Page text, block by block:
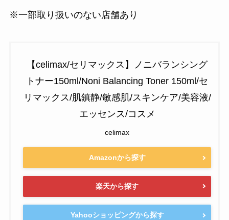
※一部取り扱いのない店舗あり
【celimax/セリマックス】ノニバランシング
トナー150ml/Noni Balancing Toner 150ml/セ
リマックス/肌鎮静/敏感肌/スキンケア/美容液/
エッセンス/コスメ
celimax
Amazonから探す
楽天から探す
Yahooショッピングから探す